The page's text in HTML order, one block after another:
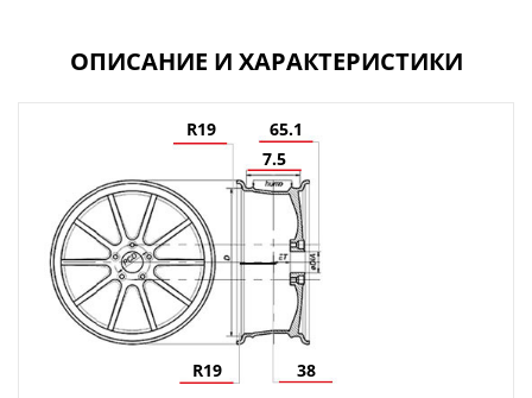
ОПИСАНИЕ И ХАРАКТЕРИСТИКИ
R19
65.1
7.5
R19 38